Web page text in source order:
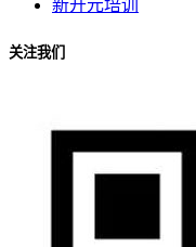
新开元培训
关注我们